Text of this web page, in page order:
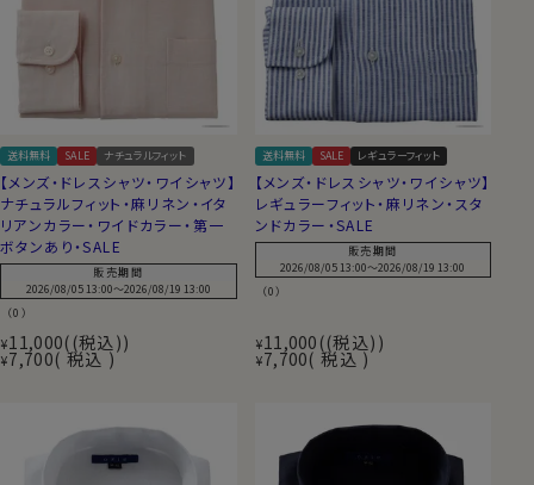
送料無料 SALE ナチュラルフィット
【メンズ・ドレスシャツ・ワイシャツ】
ナチュラルフィット・麻リネン・イタ
リアンカラー・ワイドカラー・第一
ボタンあり・SALE
販売期間
2026/08/05 13:00〜2026/08/19 13:00
（0）
¥11,000 (税込)
¥7,700 税込
送料無料 SALE レギュラーフィット
【メンズ・ドレスシャツ・ワイシャツ】
レギュラーフィット・麻リネン・スタ
ンドカラー・SALE
販売期間
2026/08/05 13:00〜2026/08/19 13:00
（0）
¥11,000 (税込)
¥7,700 税込